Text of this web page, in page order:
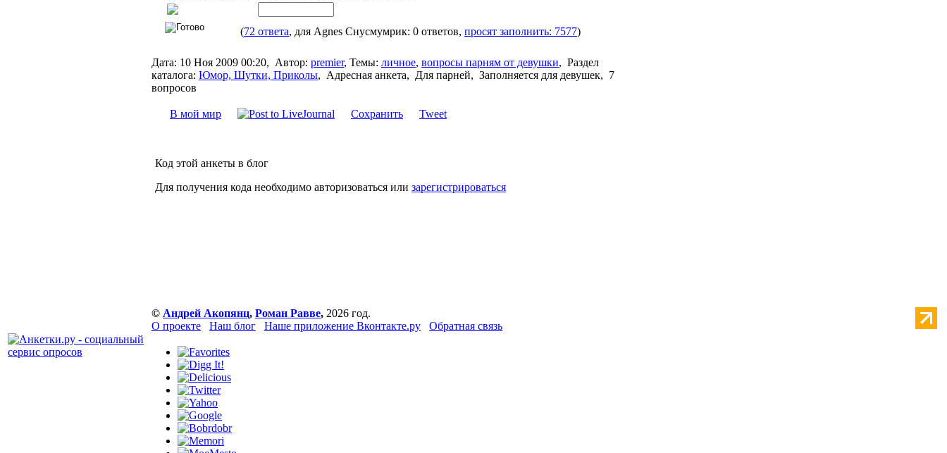
(72 ответа, для Agnes Снусмумрик: 0 ответов, просят заполнить: 7577)
Дата: 10 Ноя 2009 00:20, Автор: premier, Темы: личное, вопросы парням от девушки, Раздел
каталога: Юмор, Шутки, Приколы, Адресная анкета, Для парней, Заполняется для девушек, 7
вопросов
В мой мир Сохранить Tweet
Код этой анкеты в блог
Для получения кода необходимо авторизоваться или зарегистрироваться
© Андрей Акопянц, Роман Равве, 2026 год.
О проекте
Наш блог Наше приложение Вконтакте.ру Обратная связь